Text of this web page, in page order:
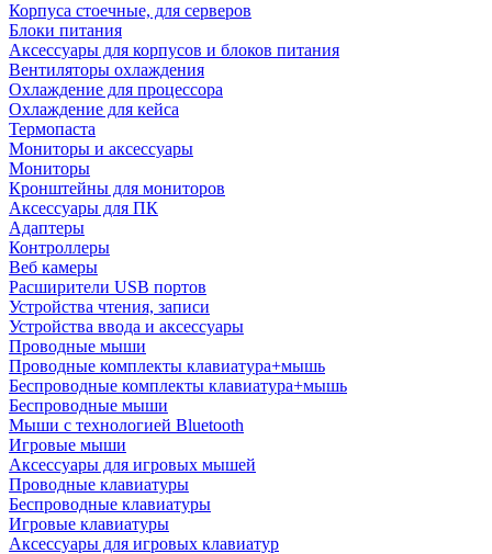
Корпуса стоечные, для серверов
Блоки питания
Аксессуары для корпусов и блоков питания
Вентиляторы охлаждения
Охлаждение для процессора
Охлаждение для кейса
Термопаста
Мониторы и аксессуары
Мониторы
Кронштейны для мониторов
Аксессуары для ПК
Адаптеры
Контроллеры
Веб камеры
Расширители USB портов
Устройства чтения, записи
Устройства ввода и аксессуары
Проводные мыши
Проводные комплекты клавиатура+мышь
Беспроводные комплекты клавиатура+мышь
Беспроводные мыши
Мыши с технологией Bluetooth
Игровые мыши
Аксессуары для игровых мышей
Проводные клавиатуры
Беспроводные клавиатуры
Игровые клавиатуры
Аксессуары для игровых клавиатур